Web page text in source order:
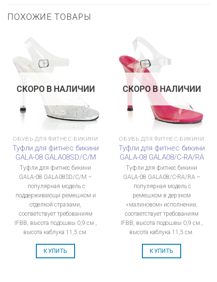
ПОХОЖИЕ ТОВАРЫ
СКОРО В НАЛИЧИИ
ОБУВЬ ДЛЯ ФИТНЕС-БИКИНИ
Туфли для фитнес бикини
GALA-08 GALA08SD/C/M
Туфли для фитнес бикини
GALA-08 GALA08SD/C/M –
популярная модель с
поддерживающи ремешком и
отделкой стразами,
соответствует требованиям
IFBB, высота подошвы 0,9 см.,
высота каблука 11,5 см.
КУПИТЬ
СКОРО В НАЛИЧИИ
ОБУВЬ ДЛЯ ФИТНЕС-БИКИНИ
Туфли для фитнес бикини
GALA-08 GALA08/C-RA/RA
Туфли для фитнес бикини
GALA-08 GALA08/C-RA/RA –
популярная модель с
ремешком в дерзком
«малиновом» исполнении,
соответствует требованиям
IFBB, высота подошвы 0,9 см.,
высота каблука 11,5 см.
КУПИТЬ